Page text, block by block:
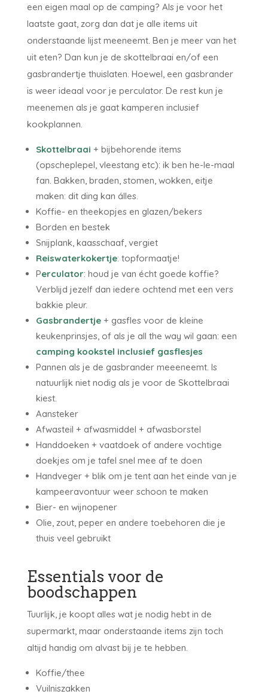
een eigen maal op de camping? Als je voor het
laatste gaat, zorg dan dat je alle items uit
onderstaande lijst meeneemt. Ben je meer van het
uit eten? Dan kun je de skottelbraai en/of een
gasbrandertje thuislaten. Hoewel, een gasbrander
is weer ideaal voor je perculator. De rest kun je
meenemen als je gaat kamperen inclusief
kookplannen.
Skottelbraai + bijbehorende items
(opscheplepel, vleestang etc): ik ben he-le-maal
fan. Bakken, braden, stomen, wokken, eitje
maken: dit ding kan álles.
Koffie- en theekopjes en glazen/bekers
Borden en bestek
Snijplank, kaasschaaf, vergiet
Reiswaterkokertje: topformaatje!
Perculator: houd je van écht goede koffie?
Verblijd jezelf dan iedere ochtend met een vers
bakkie pleur.
Gasbrandertje + gasfles voor de kleine
keukenprinsjes, of als je all the way wil gaan: een
camping kookstel inclusief gasflesjes
Pannen als je de gasbrander meeeneemt. Is
natuurlijk niet nodig als je voor de Skottelbraai
kiest.
Aansteker
Afwasteil + afwasmiddel + afwasborstel
Handdoeken + vaatdoek of andere vochtige
doekjes om je tafel snel mee af te doen
Handveger + blik om je tent aan het einde van je
kampeeravontuur weer schoon te maken
Bier- en wijnopener
Olie, zout, peper en andere toebehoren die je
thuis veel gebruikt
Essentials voor de
boodschappen
Tuurlijk, je koopt alles wat je nodig hebt in de
supermarkt, maar onderstaande items zijn toch
altijd handig om alvast bij je te hebben.
Koffie/thee
Vuilniszakken